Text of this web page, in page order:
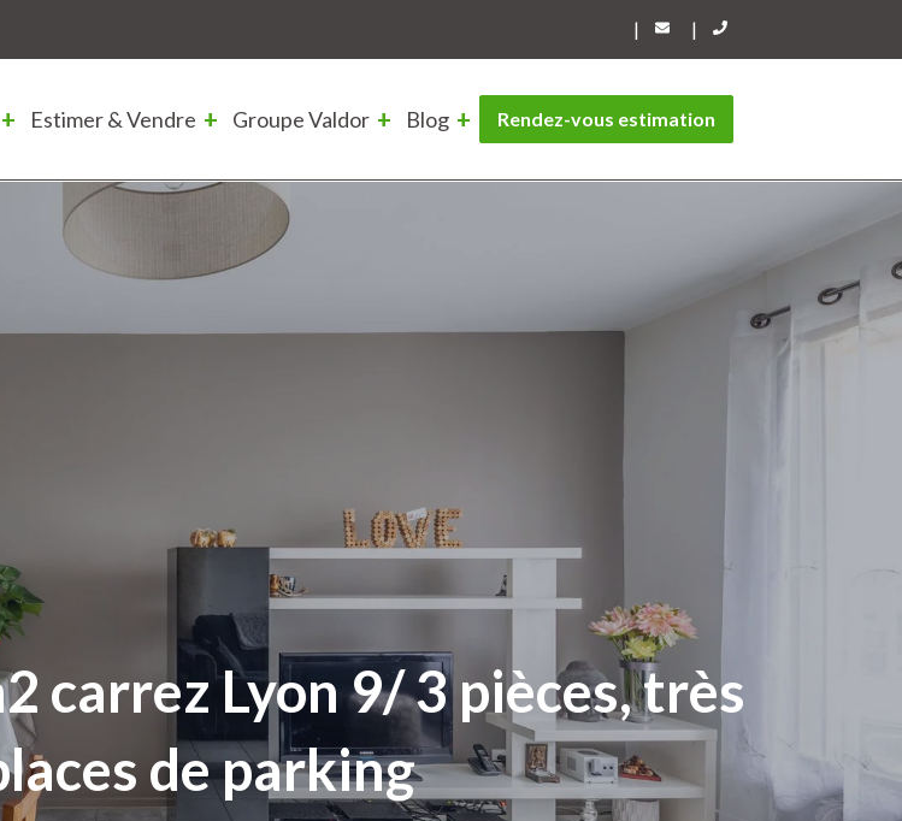
| |
Estimer & Vendre Groupe Valdor Blog Rendez-vous estimation
carrez Lyon 9/ 3 pièces, très
de parking